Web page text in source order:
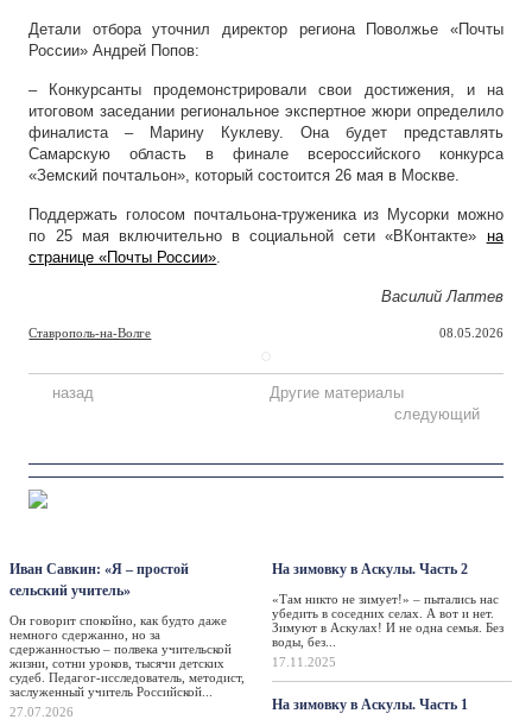
Детали отбора уточнил директор региона Поволжье «Почты
России» Андрей Попов:
– Конкурсанты продемонстрировали свои достижения, и на
итоговом заседании региональное экспертное жюри определило
финалиста – Марину Куклеву. Она будет представлять
Самарскую область в финале всероссийского конкурса
«Земский почтальон», который состоится 26 мая в Москве.
Поддержать голосом почтальона-труженика из Мусорки можно
по 25 мая включительно в социальной сети «ВКонтакте» на
странице «Почты России».
Василий Лаптев
Ставрополь-на-Волге 08.05.2026
назад
Другие материалы
следующий
Иван Савкин: «Я – простой
сельский учитель»
Он говорит спокойно, как будто даже
немного сдержанно, но за
сдержанностью – полвека учительской
жизни, сотни уроков, тысячи детских
судеб. Педагог-исследователь, методист,
заслуженный учитель Российской...
27.07.2026
На зимовку в Аскулы. Часть 2
«Там никто не зимует!» – пытались нас
убедить в соседних селах. А вот и нет.
Зимуют в Аскулах! И не одна семья. Без
воды, без...
17.11.2025
На зимовку в Аскулы. Часть 1